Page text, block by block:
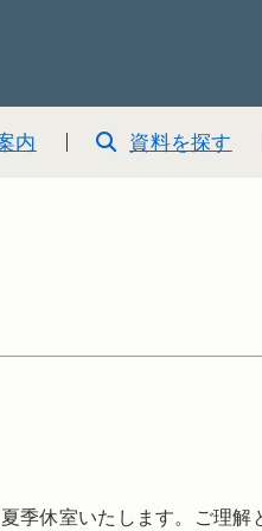
内 資料を探す
季休室いたします。ご理解